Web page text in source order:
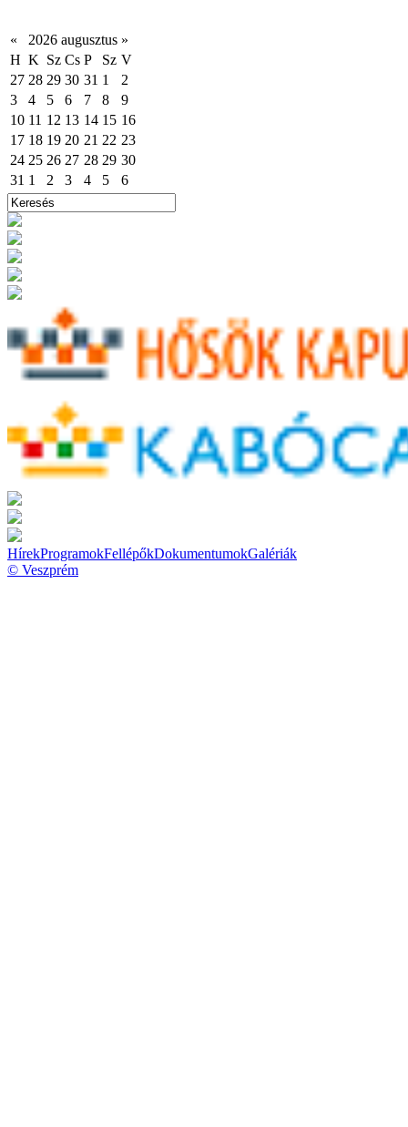
« 2026 augusztus »
H K Sz Cs P Sz V
27 28 29 30 31 1
2
3
4 5 6 7 8
9
10 11 12 13 14 15 16
17 18 19 20 21 22 23
24 25 26 27 28 29 30
31 1 2 3 4 5 6
HírekProgramokFellépőkDokumentumokGalériák
© Veszprém